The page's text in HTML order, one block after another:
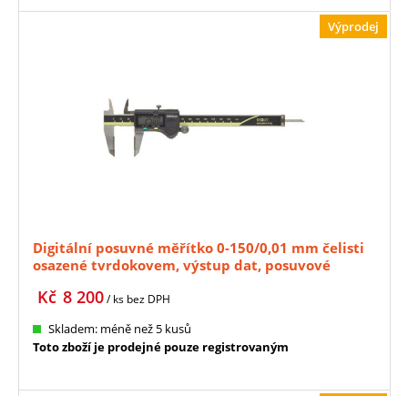
Výprodej
Digitální posuvné měřítko 0-150/0,01 mm čelisti
osazené tvrdokovem, výstup dat, posuvové
8 200
Kč / ks bez DPH
Skladem: méně než 5 kusů
Toto zboží je prodejné pouze registrovaným